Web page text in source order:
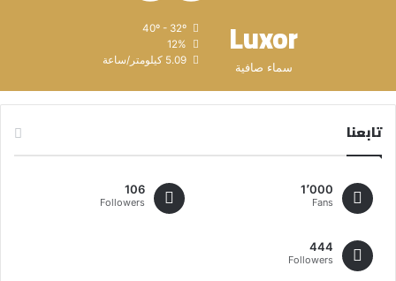
Luxor
سماء صافية
12%
5.09 كيلومتر/ساعة
تابعنا
1٬000
Fans
106
Followers
444
Followers